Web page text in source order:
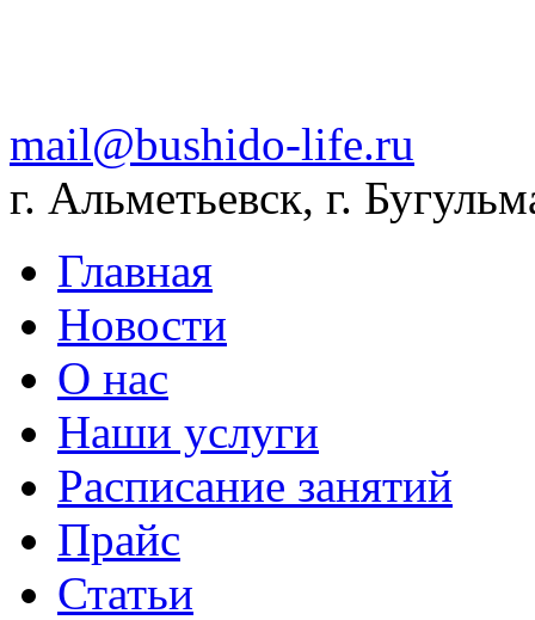
mail@bushido-life.ru
г. Альметьевск, г.
Главная
Новости
О нас
Наши услуги
Расписание занятий
Прайс
Статьи